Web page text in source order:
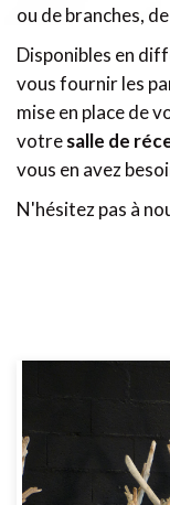
ou de branches, de
Disponibles en
vous fournir les
mise en place de
votresalle de
vous en avez
N'hésitez pas à